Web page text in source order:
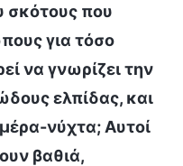
σκότους που
για τόσο
να γνωρίζει την
ελπίδας, και
νύχτα; Αυτοί
βαθιά,